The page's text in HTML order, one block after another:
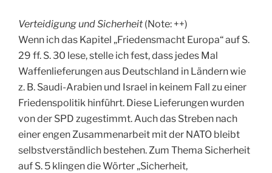
Verteidigung und Sicherheit (Note: ++)
Wenn ich das Kapitel „Friedensmacht Europa“ auf S.
29 ff. S. 30 lese, stelle ich fest, dass jedes Mal
Waffenlieferungen aus Deutschland in Ländern wie
z. B. Saudi-Arabien und Israel in keinem Fall zu einer
Friedenspolitik hinführt. Diese Lieferungen wurden
von der SPD zugestimmt. Auch das Streben nach
einer engen Zusammenarbeit mit der NATO bleibt
selbstverständlich bestehen. Zum Thema Sicherheit
auf S. 5 klingen die Wörter „Sicherheit,